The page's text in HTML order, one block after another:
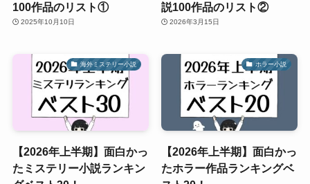
100作品のリスト①
2025年10月10日
説100作品のリスト②
2026年3月15日
海外ミステリー小説
【2026年上半期】面白かっ
たミステリー小説ランキン
ホラー小説
【2026年上半期】面白かっ
たホラー作品ランキングベ